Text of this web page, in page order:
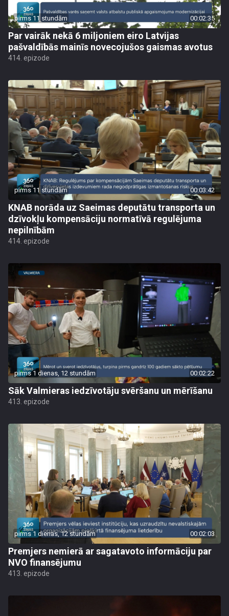
pirms 11 stundām 00:02:35
Par vairāk nekā 6 miljoniem eiro Latvijas
pašvaldībās mainīs novecojušos gaismas avotus
414. epizode
pirms 11 stundām 00:03:42
KNAB norāda uz Saeimas deputātu transporta un
dzīvokļu kompensāciju normatīvā regulējuma
nepilnībām
414. epizode
pirms 1 dienas, 12 stundām 00:02:22
Sāk Valmieras iedzīvotāju svēršanu un mērīšanu
413. epizode
pirms 1 dienas, 12 stundām 00:02:03
Premjers nemierā ar sagatavoto informāciju par
NVO finansējumu
413. epizode